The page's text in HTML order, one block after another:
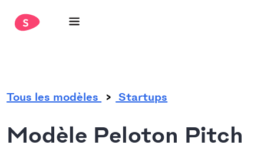
Tous les modèles Startups
Modèle Peloton Pitch